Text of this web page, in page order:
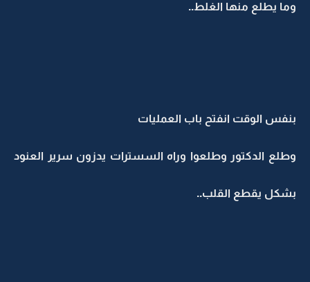
وما يطلع منها الغلط..
بنفس الوقت انفتح باب العمليات
وطلع الدكتور وطلعوا وراه السسترات يدزون سرير العنود
بشكل يقطع القلب..